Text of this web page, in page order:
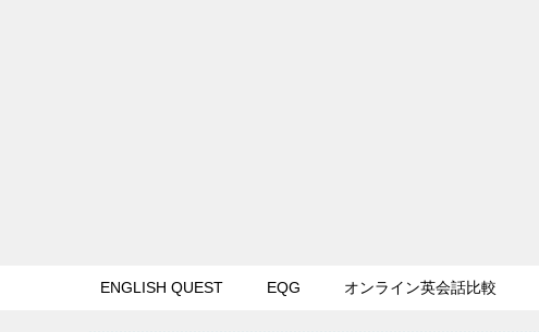
ENGLISH QUEST EQG オンライン英会話比較